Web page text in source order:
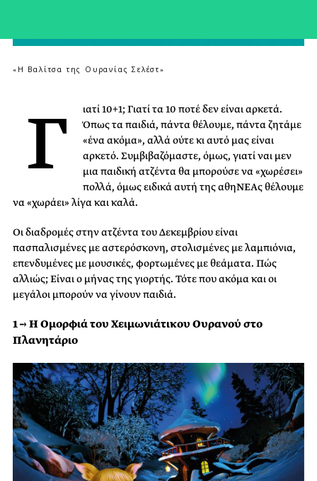
«Η Βαλίτσα της Ουρανίας Σελέστ»
Γ
ιατί 10+1; Γιατί τα 10 ποτέ δεν είναι αρκετά.
Όπως τα παιδιά, πάντα θέλουμε, πάντα ζητάμε
«ένα ακόμα», αλλά ούτε κι αυτό μας είναι
αρκετό. Συμβιβαζόμαστε, όμως, γιατί ναι μεν
μια παιδική ατζέντα θα μπορούσε να «χωρέσει»
πολλά, όμως ειδικά αυτή της αθηΝΕΑς θέλουμε
να «χωράει» λίγα και καλά.
Οι διαδρομές στην ατζέντα του Δεκεμβρίου είναι
πασπαλισμένες με αστερόσκονη, στολισμένες με λαμπιόνια,
επενδυμένες με μουσικές, φορτωμένες με θεάματα. Πώς
αλλιώς; Είναι ο μήνας της γιορτής. Τότε που ακόμα και οι
μεγάλοι μπορούν να γίνουν παιδιά.
1 → Η Ομορφιά του Χειμωνιάτικου Ουρανού στο
Πλανητάριο